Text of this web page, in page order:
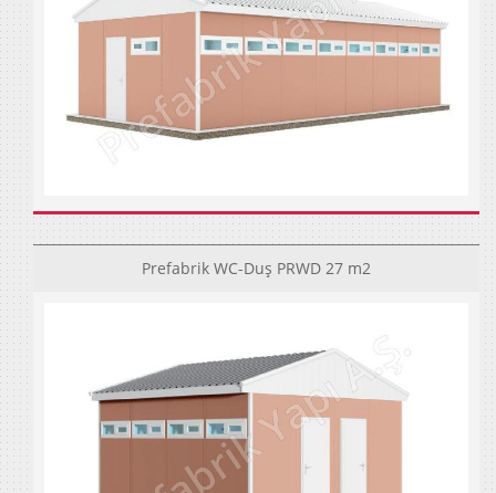
Prefabrik WC-Duş PRWD 27 m2